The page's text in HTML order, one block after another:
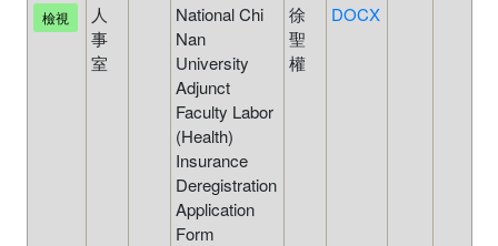
檢視
人
事
室
National Chi
Nan
University
Adjunct
Faculty Labor
(Health)
Insurance
Deregistration
Application
Form
徐
聖
權
DOCX